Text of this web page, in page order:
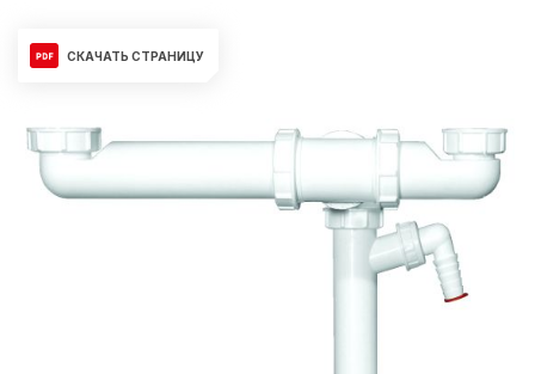
СКАЧАТЬ СТРАНИЦУ